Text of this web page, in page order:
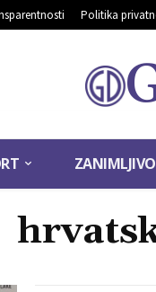
Politika